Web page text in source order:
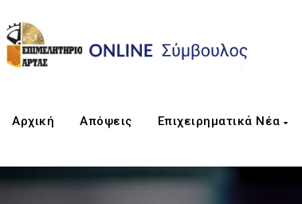
Αρχική Απόψεις Επιχειρηματικά Νέα